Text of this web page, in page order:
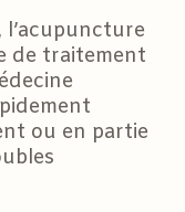
l’acupuncture
de traitement
ou en partie